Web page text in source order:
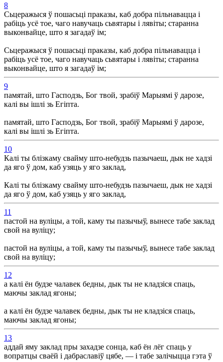
8
Сьцеражыся ў пошасьці праказы, каб добра пільнавацца і
рабіць усё тое, чаго навучаць сьвятары і лявіты; старанна
выконвайце, што я загадаў ім;
Сьцеражыся ў пошасьці праказы, каб добра пільнавацца і
рабіць усё тое, чаго навучаць сьвятары і лявіты; старанна
выконвайце, што я загадаў ім;
9
памятай, што Гасподзь, Бог твой, зрабіў Марыямі ў дарозе,
калі вы ішлі зь Егіпта.
памятай, што Гасподзь, Бог твой, зрабіў Марыямі ў дарозе,
калі вы ішлі зь Егіпта.
10
Калі ты блізкаму свайму што-небудзь пазычаеш, дык не хадзі
да яго ў дом, каб узяць у яго заклад,
Калі ты блізкаму свайму што-небудзь пазычаеш, дык не хадзі
да яго ў дом, каб узяць у яго заклад,
11
пастой на вуліцы, а той, каму ты пазычыў, вынесе табе заклад
свой на вуліцу;
пастой на вуліцы, а той, каму ты пазычыў, вынесе табе заклад
свой на вуліцу;
12
а калі ён будзе чалавек бедны, дык ты не кладзіся спаць,
маючы заклад ягоны;
а калі ён будзе чалавек бедны, дык ты не кладзіся спаць,
маючы заклад ягоны;
13
аддай яму заклад пры захадзе сонца, каб ён лёг спаць у
вопратцы сваёй і дабраславіў цябе, — і табе залічыцца гэта ў